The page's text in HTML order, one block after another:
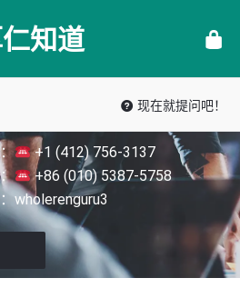
知道
现在就提问吧！
+1 (412) 756-3137
+86 (010) 5387-5758
wholerenguru3